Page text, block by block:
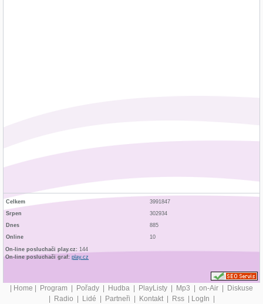
Celkem
3991847
Srpen
302934
Dnes
885
Online
10
On-line posluchači play.cz: 144
On-line posluchači graf: play.cz
| Home | Program | Pořady | Hudba | PlayListy | Mp3 | on-Air | Diskuse
| Radio | Lidé | Partneři | Kontakt | Rss | LogIn |